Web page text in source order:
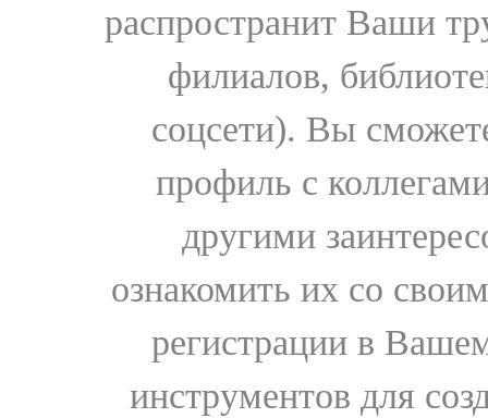
распространит Ваши
филиалов,
соцсети). Вы
профиль с
другими
ознакомить их со
регистрации в
инструментов для